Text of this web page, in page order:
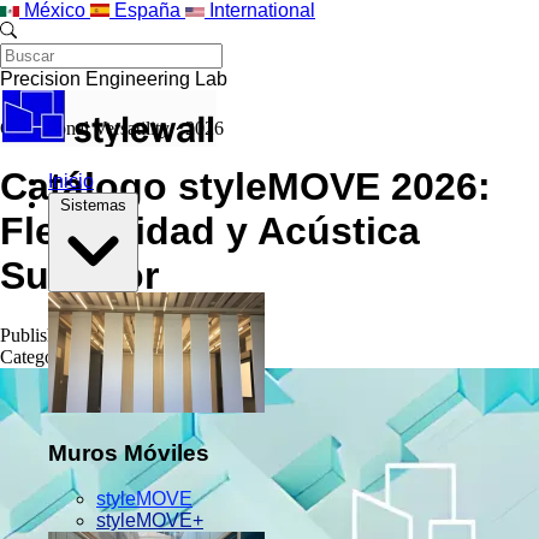
Saltar al contenido principal
México España International
Precision Engineering Lab
Inicio
Muros Móviles
styleMOVE
styleMOVE+
Operational Versatility · 2026
Catálogo styleMOVE 2026:
Flexibilidad y Acústica
Superior
Published
10 JULIO 2026
Category
Dynamic Wall Systems